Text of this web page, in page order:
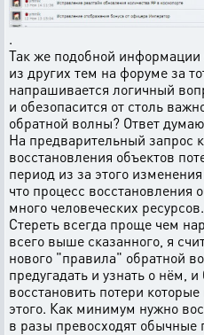
.
Так же подобной
из других тем на форуме за
напрашивается логичный
и обезопасится от столь
обратной волны? Ответ
На предварительный запрос
восстановления объектов
период из за этого
что процесс восстановления
много человеческих
Стереть всегда проще чем
всего выше сказанного, я
нового "правила" обратной
предугадать и узнать о нём,
восстановить потери
этого. Как минимум нужно
в разы превосходят обычные